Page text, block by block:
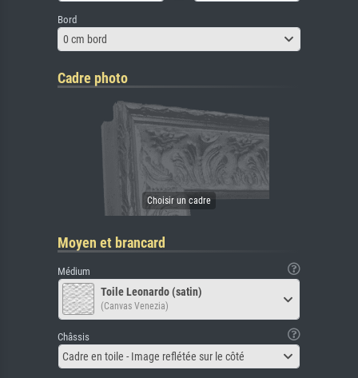
Bord
0 cm bord
Cadre photo
Moyen et brancard
Médium
Toile Leonardo (satin)
(Canvas Venezia)
Châssis
Cadre en toile - Image reflétée sur le côté